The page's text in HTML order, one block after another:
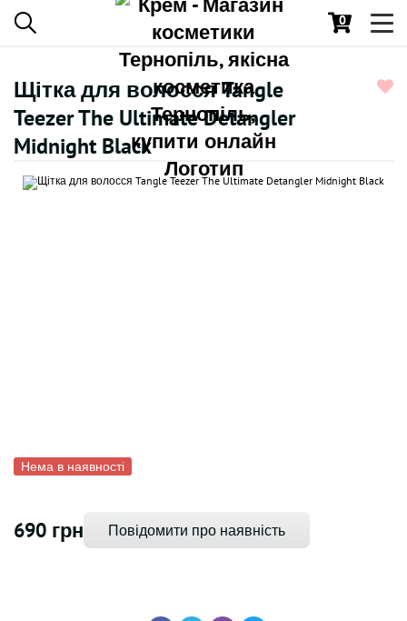
0
Щітка для волосся Tangle
Teezer The Ultimate Detangler
Midnight Black
Нема в наявності
690 грн Повідомити про наявність